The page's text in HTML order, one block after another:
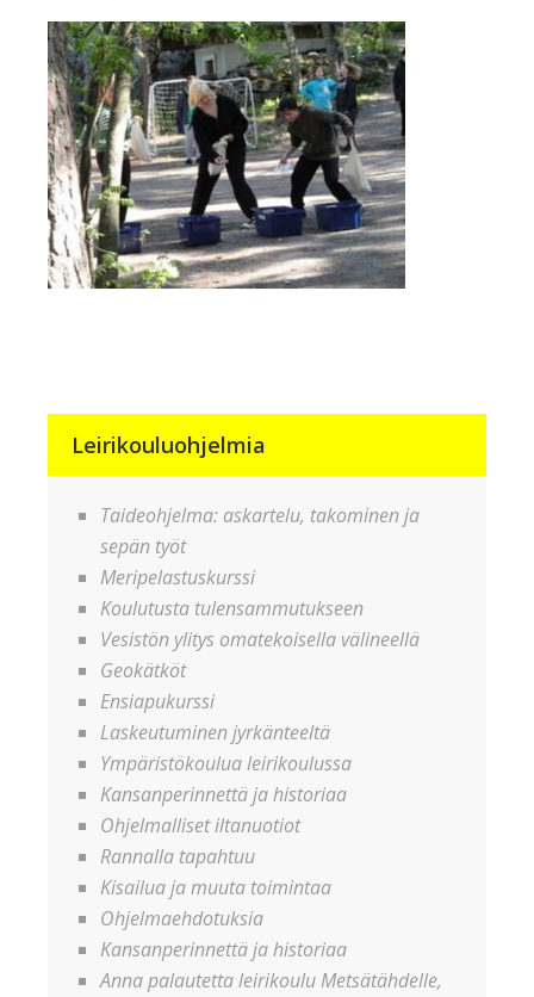
Leirikouluohjelmia
Taideohjelma: askartelu, takominen ja
sepän työt
Meripelastuskurssi
Koulutusta tulensammutukseen
Vesistön ylitys omatekoisella välineellä
Geokätköt
Ensiapukurssi
Laskeutuminen jyrkänteeltä
Ympäristökoulua leirikoulussa
Kansanperinnettä ja historiaa
Ohjelmalliset iltanuotiot
Rannalla tapahtuu
Kisailua ja muuta toimintaa
Ohjelmaehdotuksia
Kansanperinnettä ja historiaa
Anna palautetta leirikoulu Metsätähdelle,